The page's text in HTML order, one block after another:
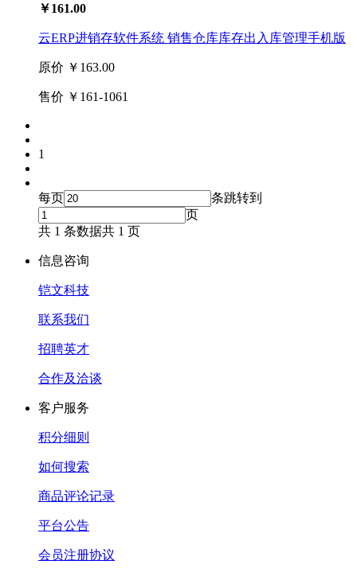
￥161.00
云ERP进销存软件系统 销售仓库库存出入库管理手机版
原价 ￥163.00
售价 ￥161-1061
1
每页 条跳转到
页
共 1 条数据共 1 页
信息咨询
铠文科技
联系我们
招聘英才
合作及洽谈
客户服务
积分细则
如何搜索
商品评论记录
平台公告
会员注册协议